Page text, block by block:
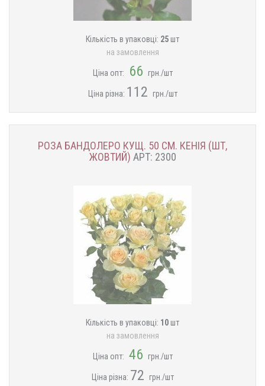
Кількість в упаковці: 25 шт
на замовлення
Ціна опт: 66 грн./шт
Ціна різна: 112 грн./шт
РОЗА БАНДОЛЕРО КУЩ. 50 СМ. КЕНІЯ (ШТ,
ЖОВТИЙ) АРТ: 2300
Кількість в упаковці: 10 шт
на замовлення
Ціна опт: 46 грн./шт
Ціна різна: 72 грн./шт